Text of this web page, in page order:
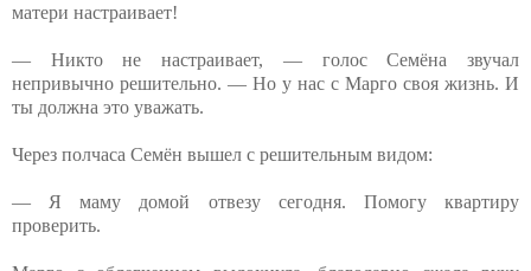
матери настраивает!
— Никто не настраивает, — голос Семёна звучал
непривычно решительно. — Но у нас с Марго своя жизнь. И
ты должна это уважать.
Через полчаса Семён вышел с решительным видом:
— Я маму домой отвезу сегодня. Помогу квартиру
проверить.